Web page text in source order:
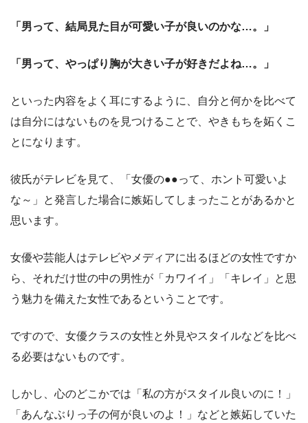
「男って、結局見た目が可愛い子が良いのかな…。」
「男って、やっぱり胸が大きい子が好きだよね…。」
といった内容をよく耳にするように、自分と何かを比べて
は自分にはないものを見つけることで、やきもちを妬くこ
とになります。
彼氏がテレビを見て、「女優の●●って、ホント可愛いよ
な～」と発言した場合に嫉妬してしまったことがあるかと
思います。
女優や芸能人はテレビやメディアに出るほどの女性ですか
ら、それだけ世の中の男性が「カワイイ」「キレイ」と思
う魅力を備えた女性であるということです。
ですので、女優クラスの女性と外見やスタイルなどを比べ
る必要はないものです。
しかし、心のどこかでは「私の方がスタイル良いのに！」
「あんなぶりっ子の何が良いのよ！」などと嫉妬していた